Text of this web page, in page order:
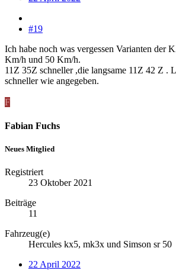
#19
Ich habe noch was vergessen Varianten der
Km/h und 50 Km/h.
11Z 35Z schneller ,die langsame 11Z 42 Z .
schneller wie angegeben.
F
Fabian Fuchs
Neues Mitglied
Registriert
23 Oktober 2021
Beiträge
11
Fahrzeug(e)
Hercules kx5, mk3x und Simson sr 50
22 April 2022